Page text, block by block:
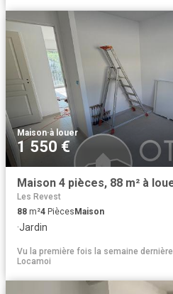
Maison·à louer
1 550 €
Les Revest
88 m²4 Pièces Maison
·Jardin
Vu la première fois la semaine dernière
Locamoi